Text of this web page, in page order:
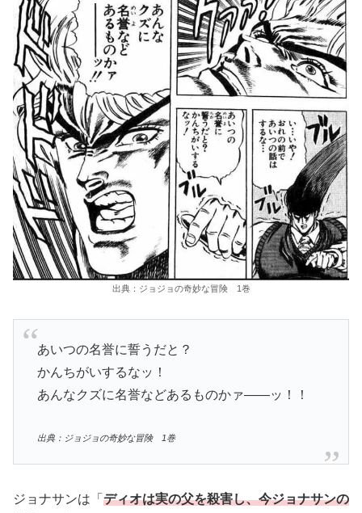
出典：ジョジョの奇妙な冒険 1巻
あいつの名誉に誓うだと？
かんちがいするなッ！
あんなクズに名誉などあるものかァ――ッ！！
出典：ジョジョの奇妙な冒険 1巻
ジョナサンは「 ディオは実の父を殺害し、今ジョナサンの